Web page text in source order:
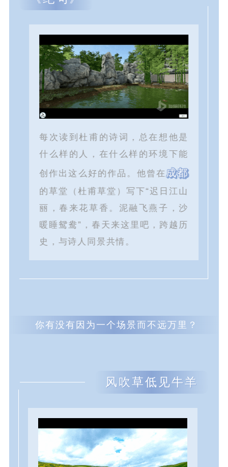
每次读到杜甫的诗词，总在想他是
什么样的人，在什么样的环境下能
创作出这么好的作品。他曾在成都
的草堂（杜甫草堂）写下“迟日江山
丽，春来花草香。泥融飞燕子，沙
暖睡鸳鸯”，春天来这里吧，跨越历
史，与诗人同景共情。
你有没有因为一个场景 而不远万里？
风吹草低见牛羊